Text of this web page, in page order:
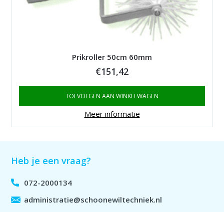
Prikroller 50cm 60mm
€151,42
TOEVOEGEN AAN WINKELWAGEN
Meer informatie
Heb je een vraag?
072-2000134
administratie@schoonewiltechniek.nl